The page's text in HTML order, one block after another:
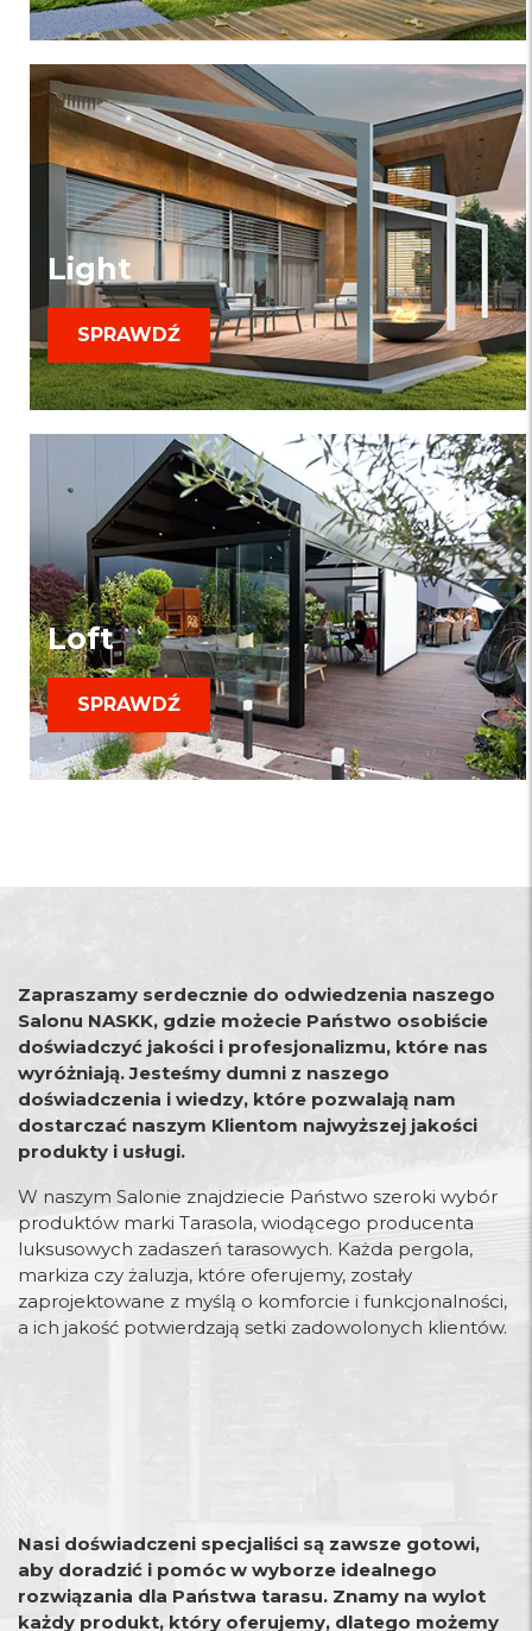
Light
SPRAWDŹ
Loft
SPRAWDŹ
Zapraszamy serdecznie do odwiedzenia naszego
Salonu NASKK, gdzie możecie Państwo osobiście
doświadczyć jakości i profesjonalizmu, które nas
wyróżniają. Jesteśmy dumni z naszego
doświadczenia i wiedzy, które pozwalają nam
dostarczać naszym Klientom najwyższej jakości
produkty i usługi.
W naszym Salonie znajdziecie Państwo szeroki wybór
produktów marki Tarasola, wiodącego producenta
luksusowych zadaszeń tarasowych. Każda pergola,
markiza czy żaluzja, które oferujemy, zostały
zaprojektowane z myślą o komforcie i funkcjonalności,
a ich jakość potwierdzają setki zadowolonych klientów.
Nasi doświadczeni specjaliści są zawsze gotowi,
aby doradzić i pomóc w wyborze idealnego
rozwiązania dla Państwa tarasu. Znamy na wylot
każdy produkt, który oferujemy, dlatego możemy